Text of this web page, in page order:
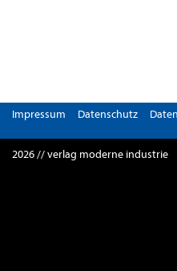
Impressum Datenschutz
2026 // verlag moderne industrie